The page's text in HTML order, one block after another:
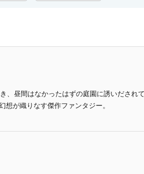
、昼間はなかったはずの庭園に誘いだされ
想が織りなす傑作ファンタジー。